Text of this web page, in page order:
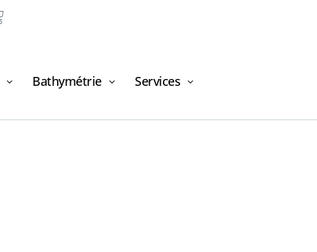
Bathymétrie
Services